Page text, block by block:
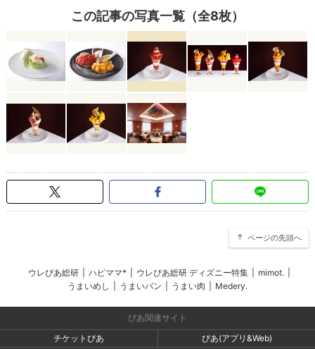
この記事の写真一覧（全8枚）
ページの先頭へ
ウレぴあ総研 ハピママ* ウレぴあ総研 ディズニー特集 mimot.
うまいめし
うまいパン うまい肉 Medery.
ぴあ関連サイト
チケットぴあ
ぴあ(アプリ&Web)